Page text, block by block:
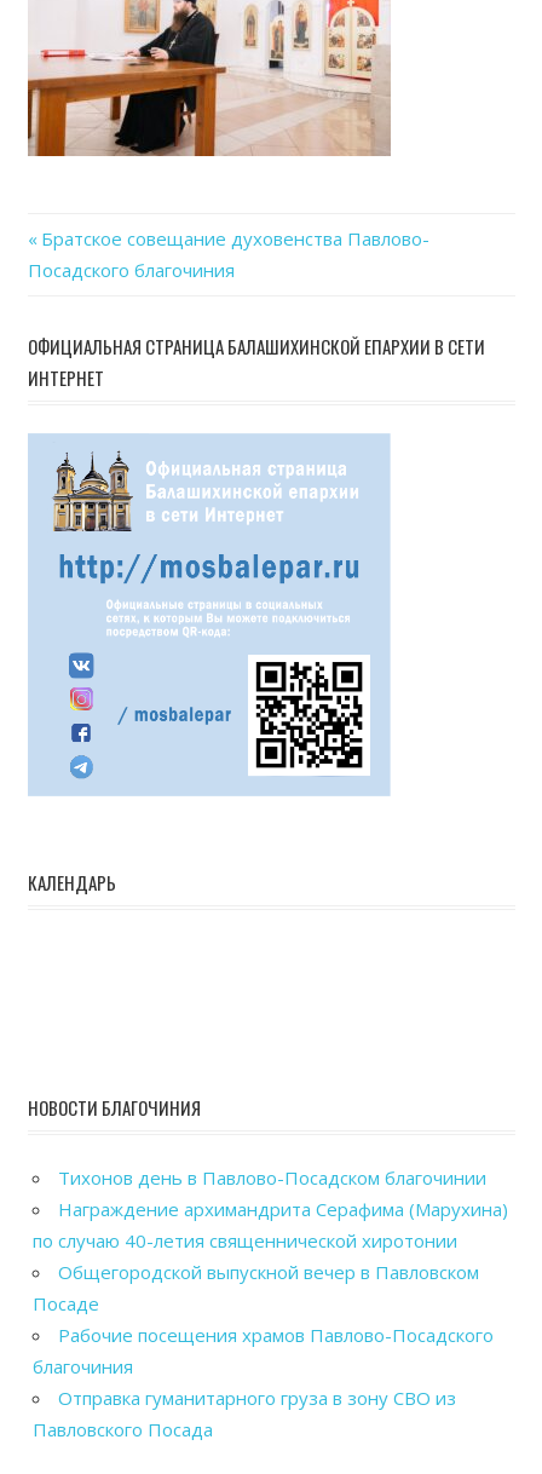
Навигация
записям
Previous
Post:
Братское совещание духовенства Павлово-
Посадского благочиния
ОФИЦИАЛЬНАЯ СТРАНИЦА БАЛАШИХИНСКОЙ ЕПАРХИИ В СЕТИ
ИНТЕРНЕТ
КАЛЕНДАРЬ
НОВОСТИ БЛАГОЧИНИЯ
Тихонов день в Павлово-Посадском благочинии
Награждение архимандрита Серафима (Марухина)
по случаю 40-летия священнической хиротонии
Общегородской выпускной вечер в Павловском
Посаде
Рабочие посещения храмов Павлово-Посадского
благочиния
Отправка гуманитарного груза в зону СВО из
Павловского Посада